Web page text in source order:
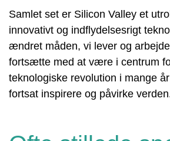
Samlet set er Silicon Valley et
innovativt og indflydelsesrigt
ændret måden, vi lever og
fortsætte med at være i centrum
teknologiske revolution i mange
fortsat inspirere og påvirke